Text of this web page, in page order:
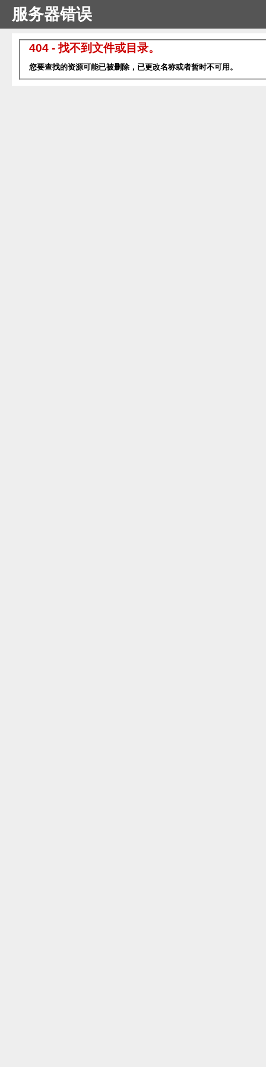
服务器错误
404 - 找不到文件或目录。
您要查找的资源可能已被删除，已更改名称或者暂时不可用。